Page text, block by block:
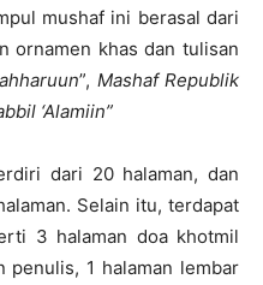
mushaf ini berasal dari
ornamen khas dan tulisan
”, Mashaf Republik
‘Alamiin”
dari 20 halaman, dan
Selain itu, terdapat
3 halaman doa khotmil
penulis, 1 halaman lembar